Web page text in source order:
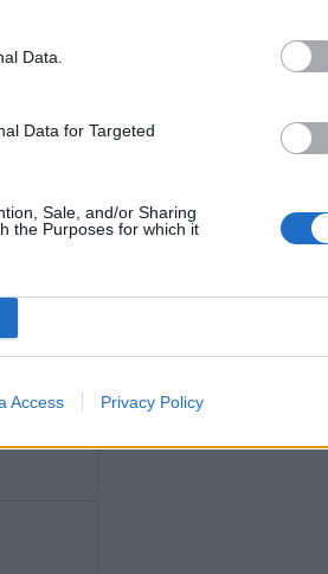
Data.
Data for Targeted
Sale, and/or Sharing
the Purposes for which it
Access Privacy Policy